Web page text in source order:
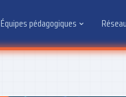
Équipes pédagogiques